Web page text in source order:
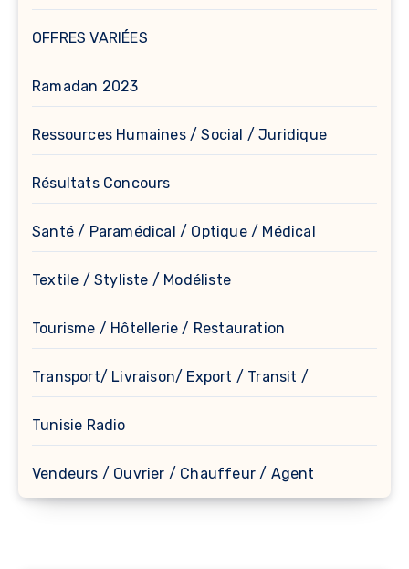
OFFRES VARIÉES
Ramadan 2023
Ressources Humaines / Social / Juridique
Résultats Concours
Santé / Paramédical / Optique / Médical
Textile / Styliste / Modéliste
Tourisme / Hôtellerie / Restauration
Transport/ Livraison/ Export / Transit /
Tunisie Radio
Vendeurs / Ouvrier / Chauffeur / Agent